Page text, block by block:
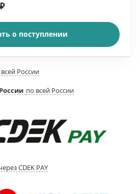
₽
о поступлении
России
по всей России
CDEK PAY